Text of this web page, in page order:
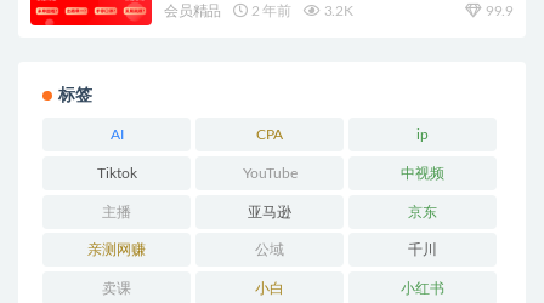
会员精品 2 年前 3.2K 99.9
标签
AI CPA ip
Tiktok YouTube 中视频
主播 亚马逊 京东
亲测网赚 公域 千川
卖课 小白 小红书